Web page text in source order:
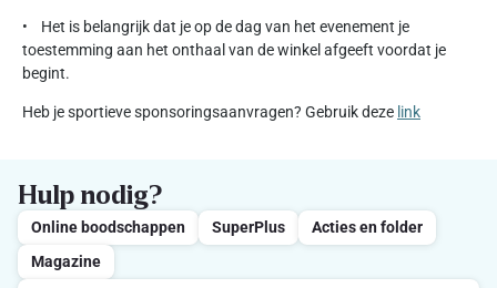
• Het is belangrijk dat je op de dag van het evenement je
toestemming aan het onthaal van de winkel afgeeft voordat je
begint.
Heb je sportieve sponsoringsaanvragen? Gebruik deze link
Hulp nodig?
Online boodschappen SuperPlus
Acties en folder
Magazine